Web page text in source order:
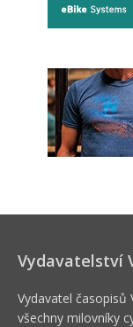
Vydavatelství
Vydavatel časopisů
všechny milovníky